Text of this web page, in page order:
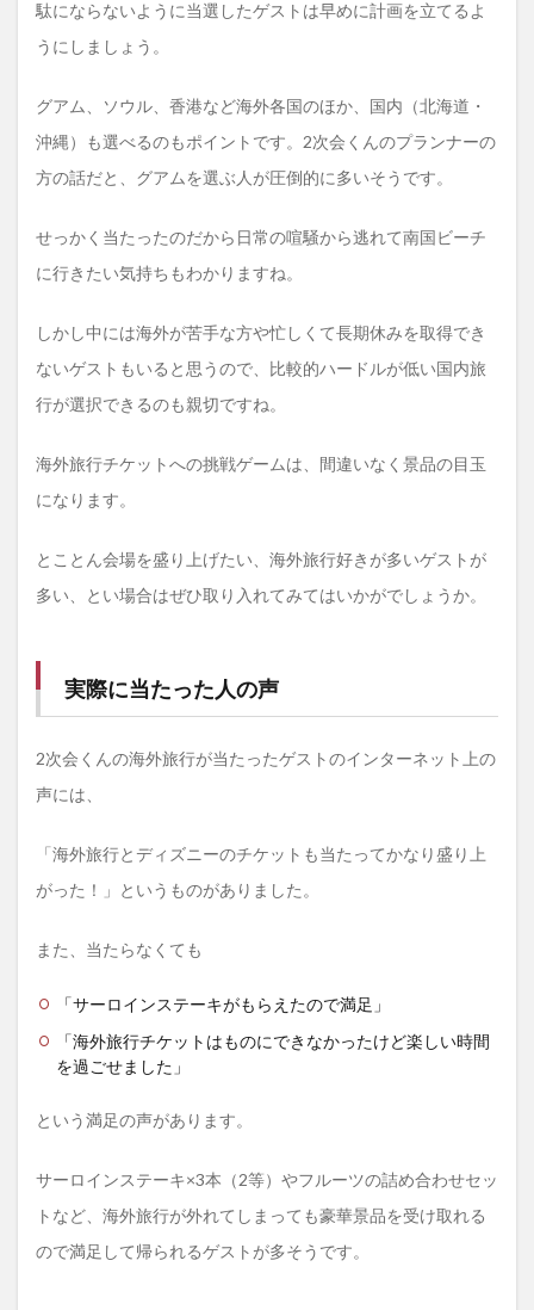
駄にならないように当選したゲストは早めに計画を立てるよ
うにしましょう。
グアム、ソウル、香港など海外各国のほか、国内（北海道・
沖縄）も選べるのもポイントです。2次会くんのプランナーの
方の話だと、グアムを選ぶ人が圧倒的に多いそうです。
せっかく当たったのだから日常の喧騒から逃れて南国ビーチ
に行きたい気持ちもわかりますね。
しかし中には海外が苦手な方や忙しくて長期休みを取得でき
ないゲストもいると思うので、比較的ハードルが低い国内旅
行が選択できるのも親切ですね。
海外旅行チケットへの挑戦ゲームは、間違いなく景品の目玉
になります。
とことん会場を盛り上げたい、海外旅行好きが多いゲストが
多い、とい場合はぜひ取り入れてみてはいかがでしょうか。
実際に当たった人の声
2次会くんの海外旅行が当たったゲストのインターネット上の
声には、
「海外旅行とディズニーのチケットも当たってかなり盛り上
がった！」というものがありました。
また、当たらなくても
「サーロインステーキがもらえたので満足」
「海外旅行チケットはものにできなかったけど楽しい時間
を過ごせました」
という満足の声があります。
サーロインステーキ×3本（2等）やフルーツの詰め合わせセッ
トなど、海外旅行が外れてしまっても豪華景品を受け取れる
ので満足して帰られるゲストが多そうです。